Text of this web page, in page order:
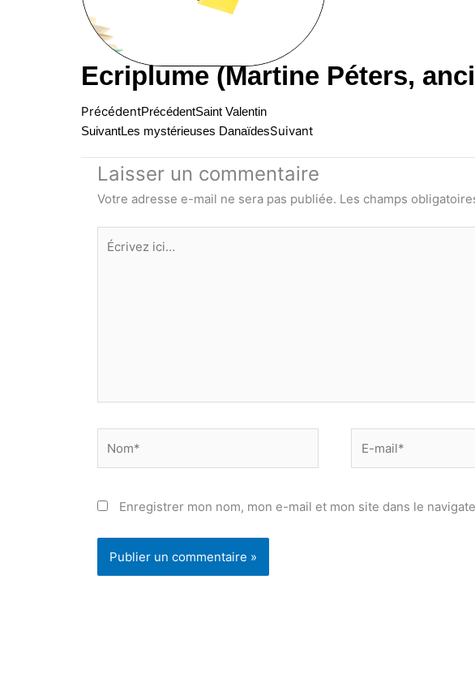
Ecriplume (Martine Péters,
PrécédentPrécédentSaint Valentin
SuivantLes mystérieuses DanaïdesSuivant
Laisser un commentaire
Votre adresse e-mail ne sera pas publiée. Les champs
Écrivez
ici…
mail*
Enregistrer mon nom, mon e-mail et mon site dans le